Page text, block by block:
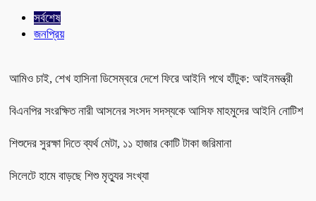
সর্বশেষ
জনপ্রিয়
আমিও চাই, শেখ হাসিনা ডিসেম্বরে দেশে ফিরে আইনি পথে হাঁটুক: আইনমন্ত্রী
বিএনপির সংরক্ষিত নারী আসনের সংসদ সদস্যকে আসিফ মাহমুদের আইনি নোটিশ
শিশুদের সুরক্ষা দিতে ব্যর্থ মেটা, ১১ হাজার কোটি টাকা জরিমানা
সিলেটে হামে বাড়ছে শিশু মৃত্যুর সংখ্যা